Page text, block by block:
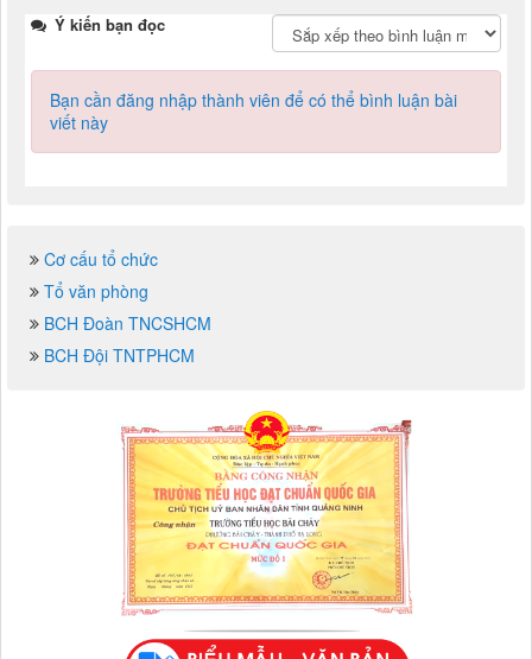
Ý kiến bạn đọc
Bạn cần đăng nhập thành viên để có thể bình luận bài
viết này
Cơ cấu tổ chức
Tổ văn phòng
BCH Đoàn TNCSHCM
BCH Đội TNTPHCM
Chương 822- Mẫu biểu số 75
CÔNG KHAI THỰC HIỆN THU-CHI NGÂN SÁCH 6 THÁNG NĂM